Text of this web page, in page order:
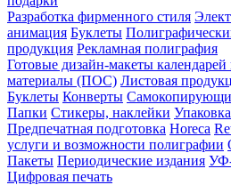
Разработка фирменного стиля
анимация Буклеты
продукция Рекламная полиграфия
Готовые дизайн-макеты календарей
материалы (ПОС) Листовая
Буклеты Конверты
Папки Стикеры, наклейки Упаковка
Предпечатная подготовка Horeca
услуги и возможности полиграфии
Пакеты Периодические издания УФ-
Цифровая печать